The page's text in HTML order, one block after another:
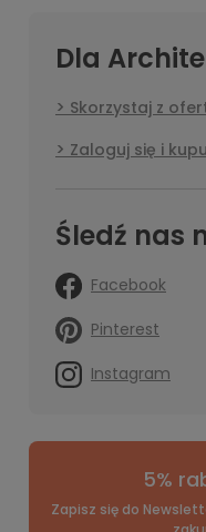
Dla
Skorzystaj z
Zaloguj się i
Śledź nas
Facebook
Pinterest
Instagram
5%
Zapisz się do